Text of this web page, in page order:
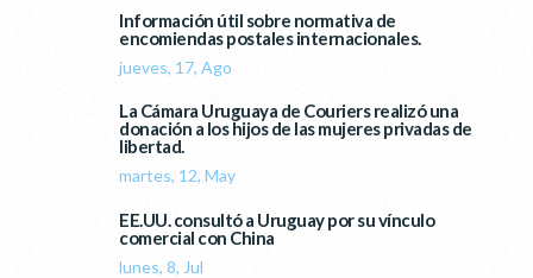
Información útil sobre normativa de
encomiendas postales internacionales.
jueves, 17, Ago
La Cámara Uruguaya de Couriers realizó una
donación a los hijos de las mujeres privadas de
libertad.
martes, 12, May
EE.UU. consultó a Uruguay por su vínculo
comercial con China
lunes, 8, Jul